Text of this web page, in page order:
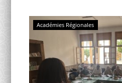
Académies Régionales